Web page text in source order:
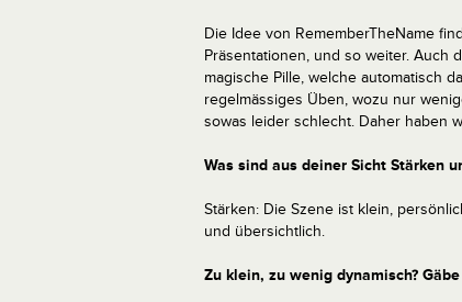
Die Idee von RememberTheName
Präsentationen, und so weiter. Auch
magische Pille, welche automatisch
regelmässiges Üben, wozu nur
sowas leider schlecht. Daher haben
Was sind aus deiner Sicht Stärken
Stärken: Die Szene ist klein,
und übersichtlich.
Zu klein, zu wenig dynamisch?